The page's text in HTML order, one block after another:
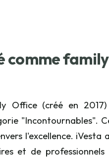
comme
Office (créé en
"Incontournables".
l'excellence.
et de